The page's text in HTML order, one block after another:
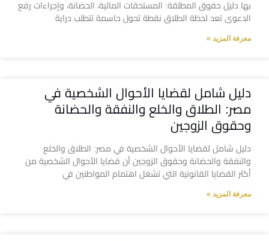
بها دليل حقوق المطلقة: المستحقات المالية، الحضانة، وإجراءات رفع
الدعوى تعد لحظة الطلاق نقطة تحول حاسمة تتطلب دراية
معرفة المزيد »
دليل شامل لقضايا الأحوال الشخصية في
مصر: الطلاق والخلع والنفقة والحضانة
وحقوق الزوجين
دليل شامل لقضايا الأحوال الشخصية في مصر: الطلاق والخلع
والنفقة والحضانة وحقوق الزوجين أن قضايا الأحوال الشخصية من
أكثر القضايا القانونية التي تشغل اهتمام المواطنين في
معرفة المزيد »